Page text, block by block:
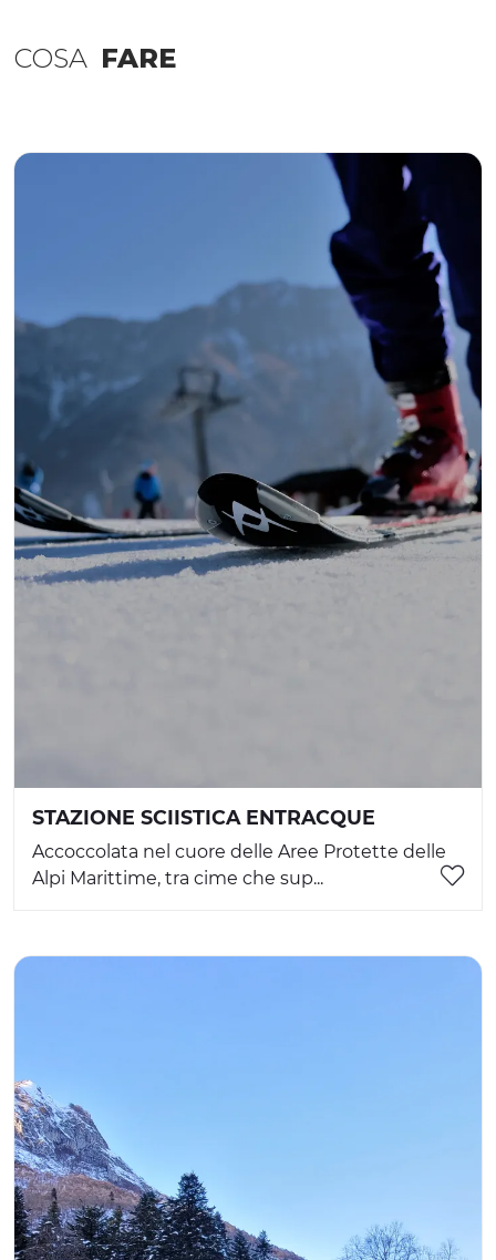
COSA FARE
STAZIONE SCIISTICA ENTRACQUE
Accoccolata nel cuore delle Aree Protette delle
Alpi Marittime, tra cime che sup...